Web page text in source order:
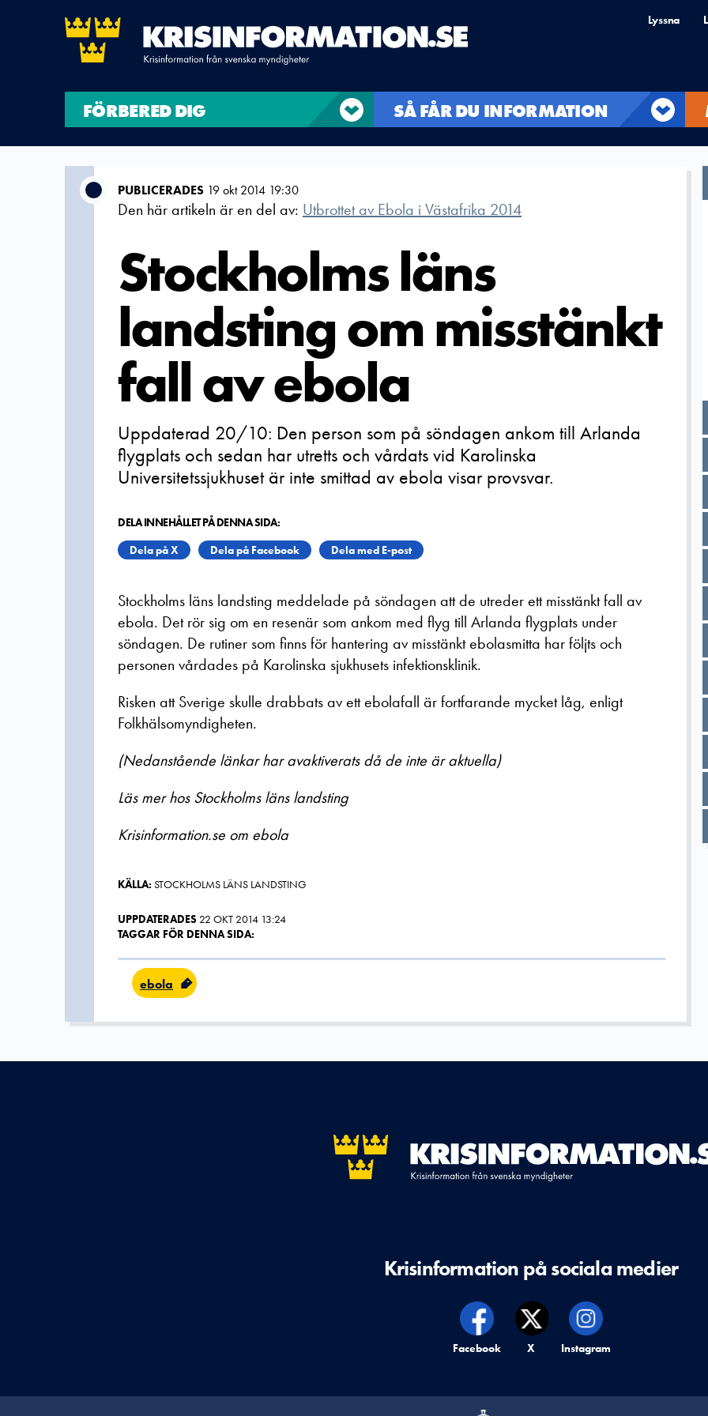
Lyssna
FÖRBERED DIG SÅ FÅR DU INFORMATION
PUBLICERADES 19 okt 2014 19:30
Den här artikeln är en del av: Utbrottet av Ebola i Västafrika 2014
Stockholms läns
landsting om misstänkt
fall av ebola
Uppdaterad 20/10: Den person som på söndagen ankom till Arlanda
flygplats och sedan har utretts och vårdats vid Karolinska
Universitetssjukhuset är inte smittad av ebola visar provsvar.
DELA INNEHÅLLET PÅ DENNA SIDA:
Dela på X
Dela på Facebook Dela med E-post
Stockholms läns landsting meddelade på söndagen att de utreder ett misstänkt fall av
ebola. Det rör sig om en resenär som ankom med flyg till Arlanda flygplats under
söndagen. De rutiner som finns för hantering av misstänkt ebolasmitta har följts och
personen vårdades på Karolinska sjukhusets infektionsklinik.
Risken att Sverige skulle drabbats av ett ebolafall är fortfarande mycket låg, enligt
Folkhälsomyndigheten.
(Nedanstående länkar har avaktiverats då de inte är aktuella)
Läs mer hos Stockholms läns landsting
Krisinformation.se om ebola
KÄLLA: STOCKHOLMS LÄNS LANDSTING
UPPDATERADES 22 OKT 2014 13:24
TAGGAR FÖR DENNA SIDA:
ebola
Krisinformation på sociala medier
Krisinformation på,
Facebook Krisinformation på,
X Krisinformation på,
Instagram